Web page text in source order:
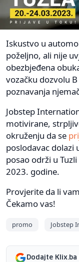
Iskustvo u
poželjno, ali nije
obezbjeđena
vozačku dozvolu
poznavanja
Jobstep
motivirane,
okruženju da se
poslodavac dolazi
posao održi u
2023. godine.
Provjerite da li
Čekamo vas!
promo Jobstep
Dodajte